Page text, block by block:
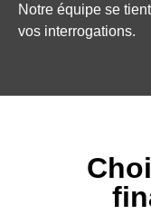
Notre équipe se
vos interrogations.